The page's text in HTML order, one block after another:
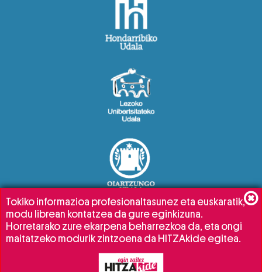
Tokiko informazioa profesionaltasunez eta euskaratik,
modu librean kontatzea da gure eginkizuna.
Horretarako zure ekarpena beharrezkoa da, eta ongi
maitatzeko modurik zintzoena da HITZAkide egitea.